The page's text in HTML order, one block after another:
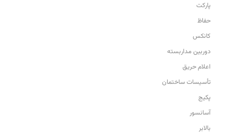
پارکت
حفاظ
کانکس
دوربین مداربسته
اعلام حریق
تأسیسات ساختمان
پکیج
آسانسور
بالابر